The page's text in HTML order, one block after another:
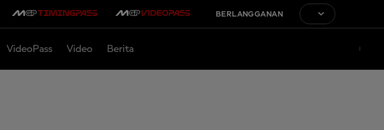
BERLANGGANAN
VideoPass Video Berita